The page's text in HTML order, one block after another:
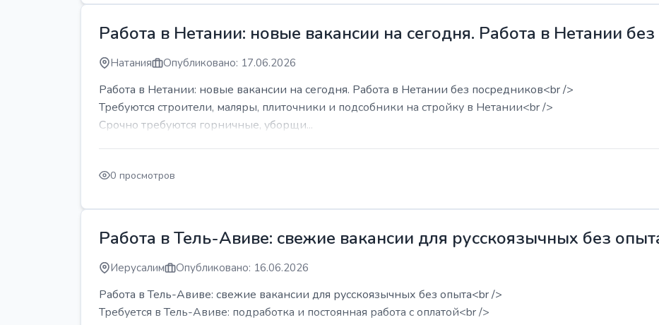
Работа в Нетании: новые вакансии на сегодня. Работа в Нетании
Натания Опубликовано: 17.06.2026
Работа в Нетании: новые вакансии на сегодня. Работа в Нетании без посредников<br />
Требуются строители, маляры, плиточники и подсобники на стройку в Нетании<br />
Срочно требуются горничные, уборщи...
0 просмотров
Работа в Тель-Авиве: свежие вакансии для русскоязычных без
Иерусалим Опубликовано: 16.06.2026
Работа в Тель-Авиве: свежие вакансии для русскоязычных без опыта<br />
Требуется в Тель-Авиве: подработка и постоянная работа с оплатой<br />